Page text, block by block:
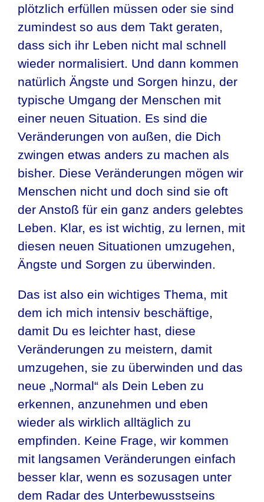
plötzlich erfüllen müssen oder sie sind
zumindest so aus dem Takt geraten,
dass sich ihr Leben nicht mal schnell
wieder normalisiert. Und dann kommen
natürlich Ängste und Sorgen hinzu, der
typische Umgang der Menschen mit
einer neuen Situation. Es sind die
Veränderungen von außen, die Dich
zwingen etwas anders zu machen als
bisher. Diese Veränderungen mögen wir
Menschen nicht und doch sind sie oft
der Anstoß für ein ganz anders gelebtes
Leben. Klar, es ist wichtig, zu lernen, mit
diesen neuen Situationen umzugehen,
Ängste und Sorgen zu überwinden.
Das ist also ein wichtiges Thema, mit
dem ich mich intensiv beschäftige,
damit Du es leichter hast, diese
Veränderungen zu meistern, damit
umzugehen, sie zu überwinden und das
neue „Normal“ als Dein Leben zu
erkennen, anzunehmen und eben
wieder als wirklich alltäglich zu
empfinden. Keine Frage, wir kommen
mit langsamen Veränderungen einfach
besser klar, wenn es sozusagen unter
dem Radar des Unterbewusstseins